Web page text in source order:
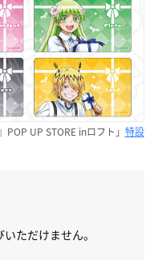
UP STORE inロフト」 特設
ただけません。